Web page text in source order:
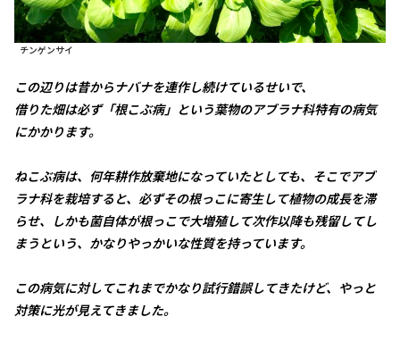
チンゲンサイ
この辺りは昔からナバナを連作し続けているせいで、
借りた畑は必ず「根こぶ病」という葉物のアブラナ科特有の病気
にかかります。
ねこぶ病は、何年耕作放棄地になっていたとしても、そこでアブ
ラナ科を栽培すると、必ずその根っこに寄生して植物の成長を滞
らせ、しかも菌自体が根っこで大増殖して次作以降も残留してし
まうという、かなりやっかいな性質を持っています。
この病気に対してこれまでかなり試行錯誤してきたけど、やっと
対策に光が見えてきました。